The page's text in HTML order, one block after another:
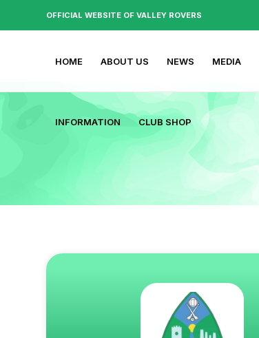
OFFICIAL WEBSITE OF VALLEY ROVERS
HOME ABOUT US NEWS MEDIA
INFORMATION CLUB SHOP